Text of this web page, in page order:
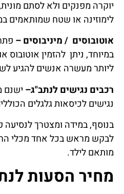
יוקרה מפנקים ולא לסתם
לימוזינה או שטח שמותאמים
אוטובוסים / מיניבוסים –
במיוחד, ניתן להזמין אוטובוס
ליותר מעשרה אנשים להגיע
רכבים נגישים לנתב"ג– ישנם
נגישים לכיסאות גלגלים
בנוסף, במידה ומצטרך
לבקש מראש בכל אחד מכלי
מותאם לילד.
מחיר הסעות